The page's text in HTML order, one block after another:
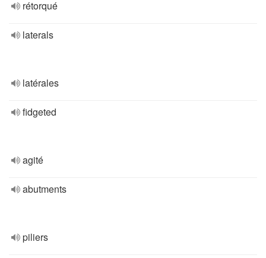
rétorqué
laterals
latérales
fidgeted
agité
abutments
piliers